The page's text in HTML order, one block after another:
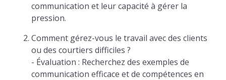
communication et leur capacité à gérer la
pression.
Comment gérez-vous le travail avec des clients
ou des courtiers difficiles ?
- Évaluation : Recherchez des exemples de
communication efficace et de compétences en